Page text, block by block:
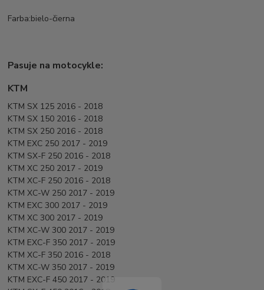
Farba:bielo-čierna
Pasuje na motocykle:
KTM
KTM SX 125 2016 - 2018
KTM SX 150 2016 - 2018
KTM SX 250 2016 - 2018
KTM EXC 250 2017 - 2019
KTM SX-F 250 2016 - 2018
KTM XC 250 2017 - 2019
KTM XC-F 250 2016 - 2018
KTM XC-W 250 2017 - 2019
KTM EXC 300 2017 - 2019
KTM XC 300 2017 - 2019
KTM XC-W 300 2017 - 2019
KTM EXC-F 350 2017 - 2019
KTM XC-F 350 2016 - 2018
KTM XC-W 350 2017 - 2019
KTM EXC-F 450 2017 - 2019